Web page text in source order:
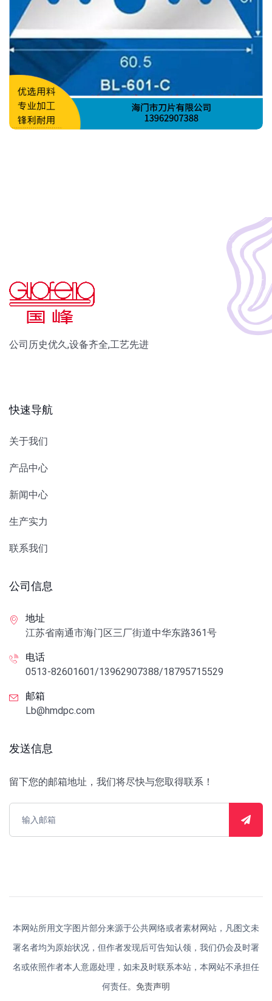
公司历史优久,设备齐全,工艺先进
快速导航
关于我们
产品中心
新闻中心
生产实力
联系我们
公司信息
地址
江苏省南通市海门区三厂街道中华东路361号
电话
0513-82601601/13962907388/18795715529
邮箱
Lb@hmdpc.com
发送信息
留下您的邮箱地址，我们将尽快与您取得联系！
本网站所用文字图片部分来源于公共网络或者素材网站，凡图文未
署名者均为原始状况，但作者发现后可告知认领，我们仍会及时署
名或依照作者本人意愿处理，如未及时联系本站，本网站不承担任
何责任。 免责声明